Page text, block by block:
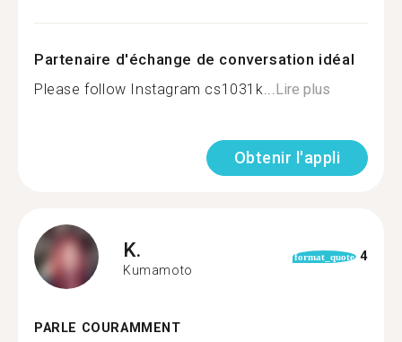
Partenaire d'échange de conversation idéal
Please follow Instagram cs1031k... Lire plus
Obtenir l'appli
K.
Kumamoto
format_quote 4
PARLE COURAMMENT